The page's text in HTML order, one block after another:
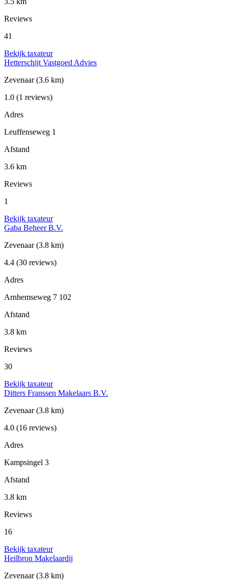
Reviews
41
Bekijk taxateur
Hetterschijt Vastgoed Advies
Zevenaar(3.6 km)
1.0 (1 reviews)
Adres
Leuffenseweg 1
Afstand
3.6 km
Reviews
1
Bekijk taxateur
Gaba Beheer B.V.
Zevenaar(3.8 km)
4.4 (30 reviews)
Adres
Arnhemseweg 7 102
Afstand
3.8 km
Reviews
30
Bekijk taxateur
Ditters Franssen Makelaars B.V.
Zevenaar(3.8 km)
4.0 (16 reviews)
Adres
Kampsingel 3
Afstand
3.8 km
Reviews
16
Bekijk taxateur
Heilbron Makelaardij
Zevenaar(3.8 km)